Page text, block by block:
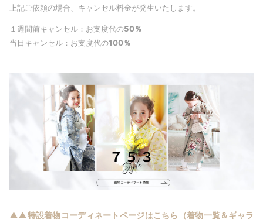
上記ご依頼の場合、キャンセル料金が発生いたします。
１週間前キャンセル：お支度代の50％
当日キャンセル：お支度代の100％
▲▲特設着物コーディネートページはこちら（着物一覧＆ギャラ